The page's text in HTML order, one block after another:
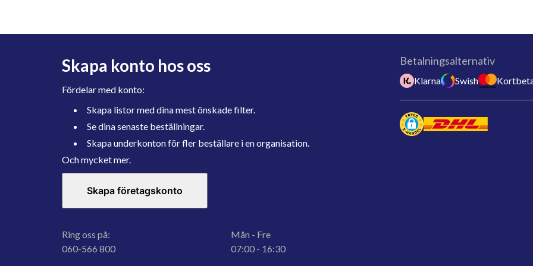
Skapa konto hos oss
Fördelar med konto:
Skapa listor med dina mest önskade filter.
Se dina senaste beställningar.
Skapa underkonton för fler beställare i en organisation.
Och mycket mer.
Skapa företagskonto
Ring oss på:
060-566 800
Mån - Fre
07:00 - 16:30
Betalningsalternativ
Klarna Swish